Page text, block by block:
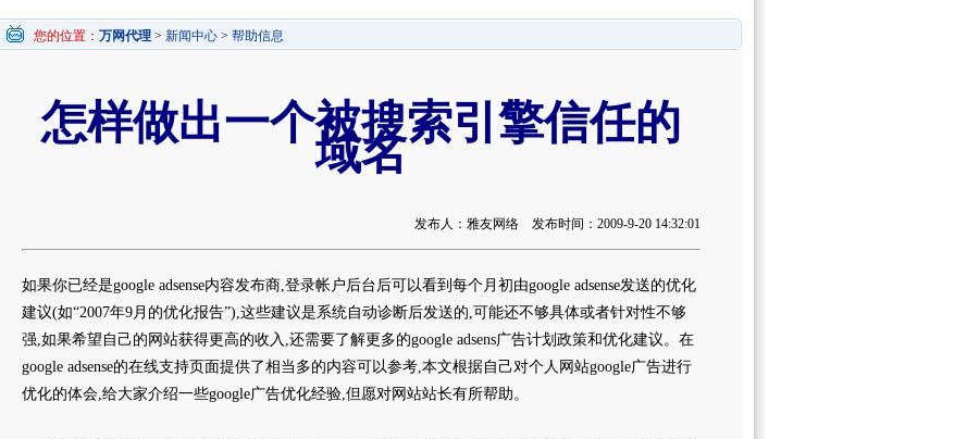
您的位置： 万网代理 > 新闻中心 > 帮助信息
怎样做出一个被搜索引擎信任的
域名
发布人：雅友网络 发布时间：2009-9-20 14:32:01
如果你已经是google adsense内容发布商,登录帐户后台后可以看到每个月初由google adsense发送的优化
建议(如“2007年9月的优化报告”),这些建议是系统自动诊断后发送的,可能还不够具体或者针对性不够
强,如果希望自己的网站获得更高的收入,还需要了解更多的google adsens广告计划政策和优化建议。在
google adsense的在线支持页面提供了相当多的内容可以参考,本文根据自己对个人网站google广告进行
优化的体会,给大家介绍一些google广告优化经验,但愿对网站站长有所帮助。